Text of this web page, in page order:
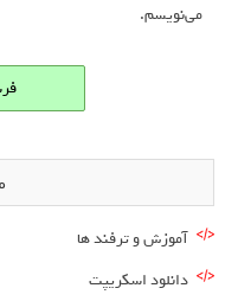
می‌نویسم.
آموزش و ترفند ها
دانلود اسکریپت